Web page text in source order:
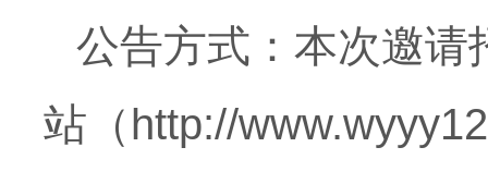
公告方式：本次邀请
站（http://